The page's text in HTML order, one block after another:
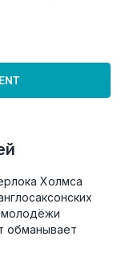
Холмса
обманывает